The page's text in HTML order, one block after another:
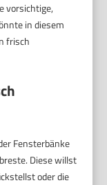
vorsichtige,
in diesem
frisch
Fensterbänke
Diese willst
oder die